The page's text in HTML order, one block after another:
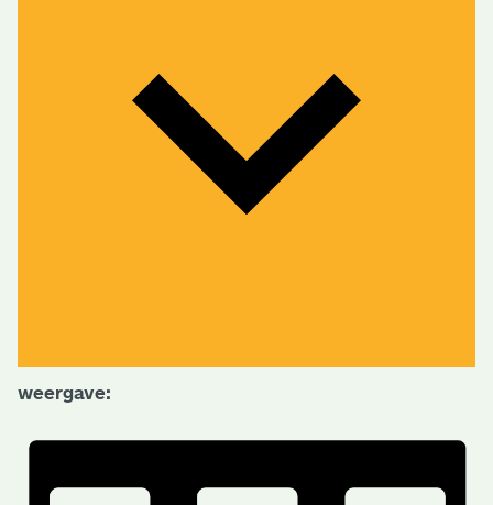
weergave: